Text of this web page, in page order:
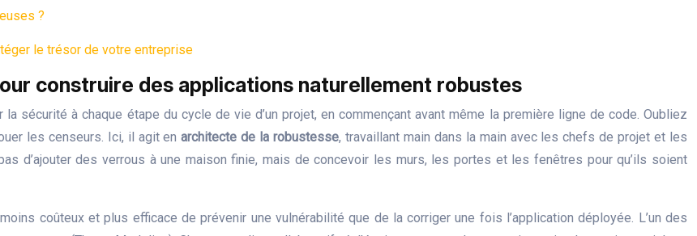
?
le trésor de votre entreprise
construire des applications naturellement robustes
sécurité à chaque étape du cycle de vie d’un projet, en commençant avant même la première ligne de code. Oubliez
les censeurs. Ici, il agit enarchitecte de la robustesse, travaillant main dans la main avec les chefs de projet et les
d’ajouter des verrous à une maison finie, mais de concevoir les murs, les portes et les fenêtres pour qu’ils soient
coûteux et plus efficace de prévenir une vulnérabilité que de la corriger une fois l’application déployée. L’un des